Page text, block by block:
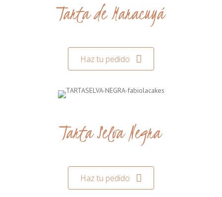
Tarta de Maracuyá
Haz tu pedido
Tarta Selva Negra
Haz tu pedido